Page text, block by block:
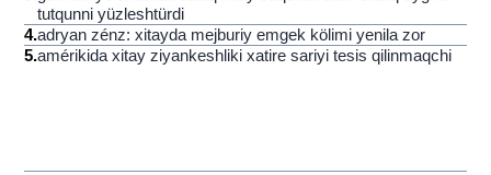
tutqunni yüzleshtürdi
4.adryan zénz: xitayda mejburiy emgek kölimi yenila zor
5.amérikida xitay ziyankeshliki xatire sariyi tesis qilinmaqchi